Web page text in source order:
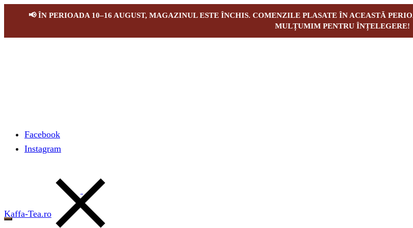
📢 ÎN PERIOADA 10–16 AUGUST, MAGAZINUL ESTE ÎNCHIS. COMENZILE PLASATE ÎN ACEASTĂ
MULȚUMIM PENTRU ÎNȚELEGERE!
Facebook
Instagram
Kaffa-Tea.ro